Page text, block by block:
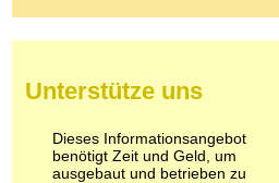
Pilze
Psychopharmaka
Schlafmittel
Schmerzmittel
Unterstütze uns
Dieses Informationsangebot
benötigt Zeit und Geld, um
ausgebaut und betrieben zu